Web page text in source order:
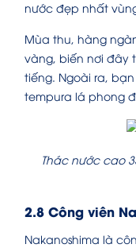
nước đẹp nhất vùng
Mùa thu, hàng
vàng, biến nơi đây
tiếng. Ngoài ra,
tempura lá phong
Thác nước cao
2.8 Công viên
Nakanoshima là